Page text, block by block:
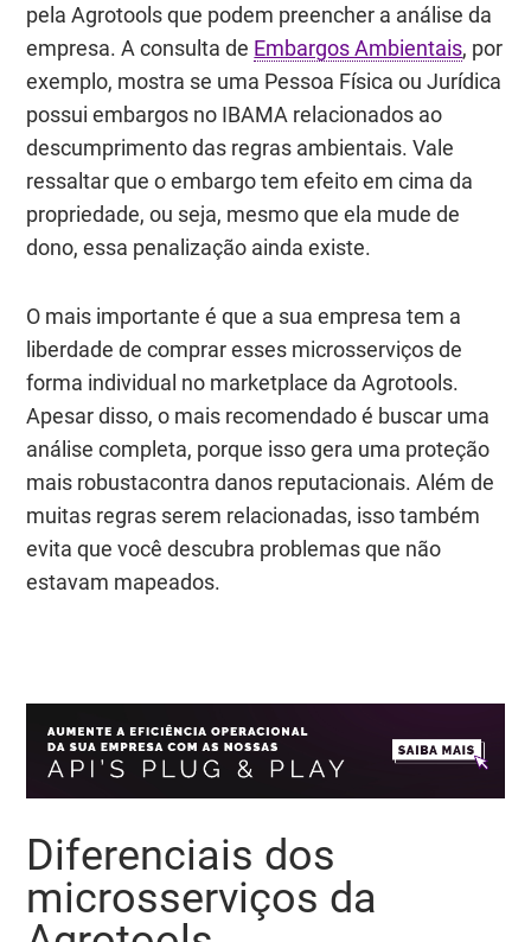
pela Agrotools que podem preencher a análise da
empresa. A consulta de Embargos Ambientais, por
exemplo, mostra se uma Pessoa Física ou Jurídica
possui embargos no IBAMA relacionados ao
descumprimento das regras ambientais. Vale
ressaltar que o embargo tem efeito em cima da
propriedade, ou seja, mesmo que ela mude de
dono, essa penalização ainda existe.
O mais importante é que a sua empresa tem a
liberdade de comprar esses microsserviços de
forma individual no marketplace da Agrotools.
Apesar disso, o mais recomendado é buscar uma
análise completa, porque isso gera uma proteção
mais robustacontra danos reputacionais. Além de
muitas regras serem relacionadas, isso também
evita que você descubra problemas que não
estavam mapeados.
Diferenciais dos
microsserviços da